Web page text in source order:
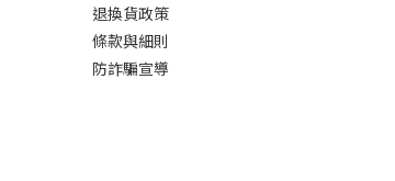
退換貨政策
條款與細則
防詐騙宣導